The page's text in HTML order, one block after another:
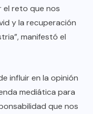
reto que nos
y la recuperación
manifestó el
influir en la opinión
mediática para
que nos